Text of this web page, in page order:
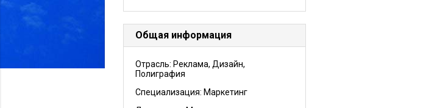
Общая информация
Отрасль: Реклама, Дизайн,
Полиграфия
Специализация: Маркетинг